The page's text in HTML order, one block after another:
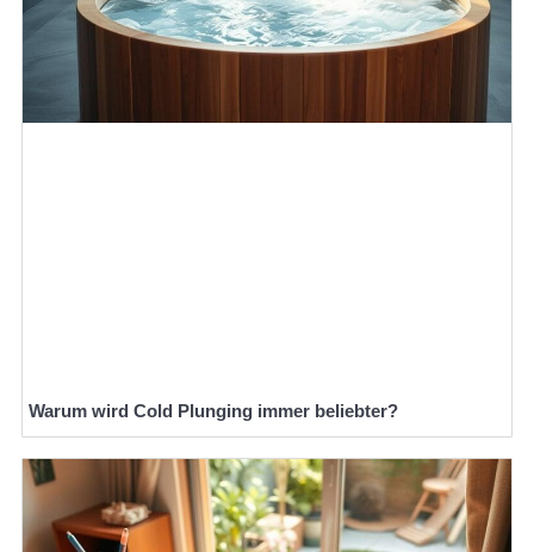
Warum wird Cold Plunging immer beliebter?